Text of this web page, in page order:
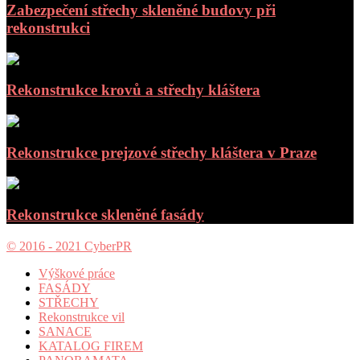
Zabezpečení střechy skleněné budovy při
rekonstrukci
Rekonstrukce krovů a střechy kláštera
Rekonstrukce prejzové střechy kláštera v Praze
Rekonstrukce skleněné fasády
© 2016 - 2021 CyberPR
Výškové práce
FASÁDY
STŘECHY
Rekonstrukce vil
SANACE
KATALOG FIREM